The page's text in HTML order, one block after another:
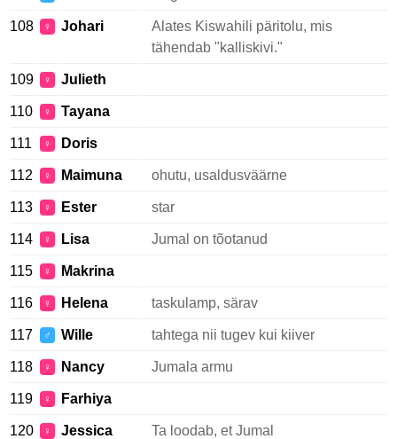
108 ♀ Johari
Alates Kiswahili päritolu, mis
tähendab "kalliskivi."
109 ♀ Julieth
110 ♀ Tayana
111 ♀ Doris
112 ♀ Maimuna ohutu, usaldusväärne
113 ♀ Ester star
114 ♀ Lisa Jumal on tõotanud
115 ♀ Makrina
116 ♀ Helena taskulamp, särav
117 ♂ Wille tahtega nii tugev kui kiiver
118 ♀ Nancy Jumala armu
119 ♀ Farhiya
120 ♀ Jessica Ta loodab, et Jumal